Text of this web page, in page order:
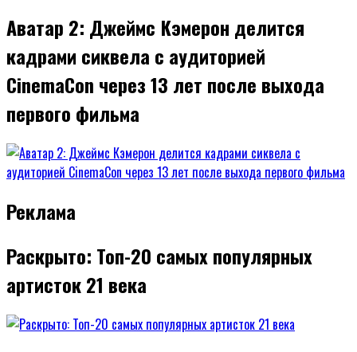
Аватар 2: Джеймс Кэмерон делится
кадрами сиквела с аудиторией
CinemaCon через 13 лет после выхода
первого фильма
Реклама
Раскрыто: Топ-20 самых популярных
артисток 21 века